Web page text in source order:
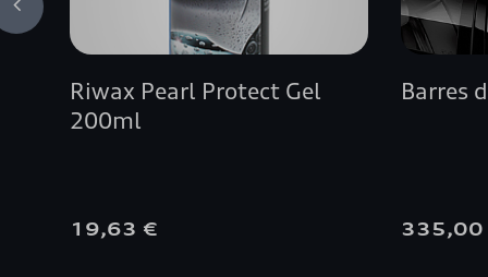
Riwax Pearl Protect Gel
200ml
19,63 €
Barres
335,00